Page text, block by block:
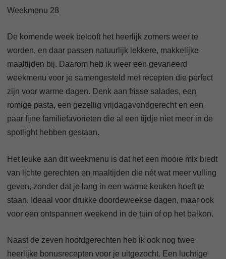
Weekmenu 28
De komende week belooft het heerlijk zomers weer te
worden, en daar passen natuurlijk lekkere, makkelijke
maaltijden bij. Daarom heb ik weer een gevarieerd
weekmenu voor je samengesteld met recepten die perfect
zijn voor warme dagen. Denk aan frisse salades, een
romige pasta, een gezellig vrijdagavondgerecht en een
paar fijne familiefavorieten die al een tijdje niet meer in de
spotlight hebben gestaan.
Het leuke aan dit weekmenu is dat het een mooie mix biedt
van lichte gerechten en maaltijden die nét wat meer vulling
geven, zonder dat je lang in een warme keuken hoeft te
staan. Ideaal voor drukke doordeweekse dagen, maar ook
voor een ontspannen weekend in de tuin of op het balkon.
Naast de zeven hoofdgerechten heb ik ook nog twee
heerlijke bonusrecepten voor je uitgezocht. Een luchtige